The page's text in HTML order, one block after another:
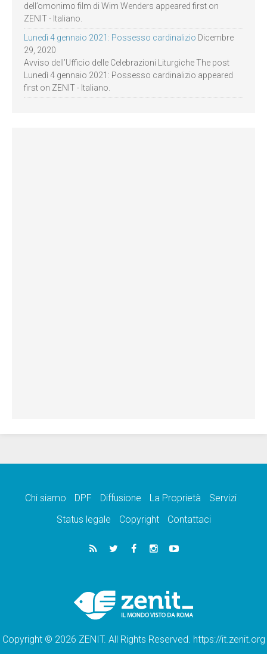
dell’omonimo film di Wim Wenders appeared first on
ZENIT - Italiano.
Lunedì 4 gennaio 2021: Possesso cardinalizio Dicembre
29, 2020
Avviso dell’Ufficio delle Celebrazioni Liturgiche The post
Lunedì 4 gennaio 2021: Possesso cardinalizio appeared
first on ZENIT - Italiano.
Chi siamo DPF Diffusione La Proprietà
Servizi
Status legale
Copyright Contattaci
Copyright © 2026 ZENIT. All Rights Reserved. https://it.zenit.org